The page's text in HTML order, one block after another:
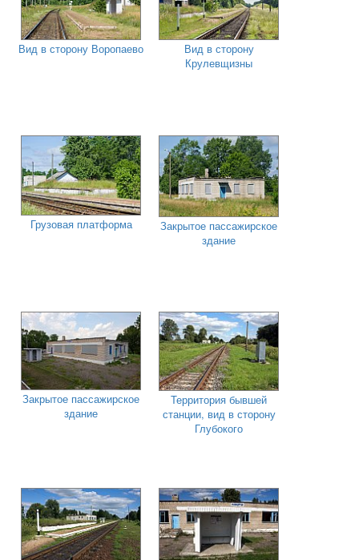
Вид в сторону Воропаево
Вид в сторону
Крулевщизны
Грузовая платформа
Закрытое пассажирское
здание
Закрытое пассажирское
здание
Территория бывшей
станции, вид в сторону
Глубокого